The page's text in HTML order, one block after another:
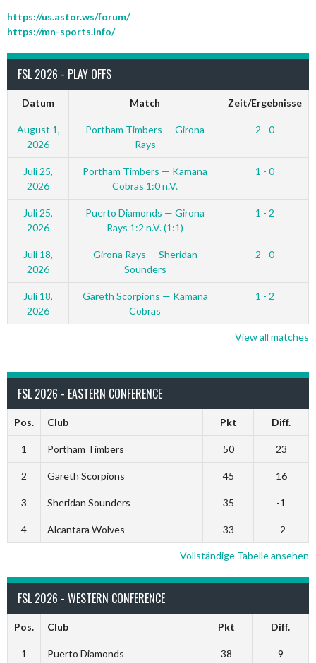
https://us.astor.ws/forum/
https://mn-sports.info/
FSL 2026 - PLAY OFFS
Datum Match Zeit/Ergebnisse
August 1,
2026
Portham Timbers — Girona
Rays
2 - 0
Juli 25,
2026
Portham Timbers — Kamana
Cobras 1:0 n.V.
1 - 0
Juli 25,
2026
Puerto Diamonds — Girona
Rays 1:2 n.V. (1:1)
1 - 2
Juli 18,
2026
Girona Rays — Sheridan
Sounders
2 - 0
Juli 18,
2026
Gareth Scorpions — Kamana
Cobras
1 - 2
View all matches
FSL 2026 - EASTERN CONFERENCE
Pos. Club Pkt Diff.
1 Portham Timbers 50 23
2 Gareth Scorpions 45 16
3 Sheridan Sounders 35 -1
4 Alcantara Wolves 33 -2
Vollständige Tabelle ansehen
FSL 2026 - WESTERN CONFERENCE
Pos. Club Pkt Diff.
1 Puerto Diamonds 38 9